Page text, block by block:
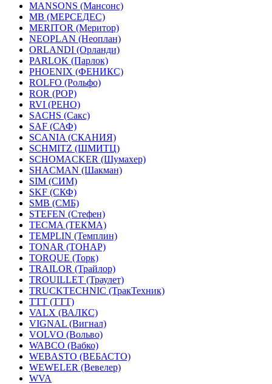
MANSONS (Мансонс)
MB (МЕРСЕДЕС)
MERITOR (Меритор)
NEOPLAN (Неоплан)
ORLANDI (Орланди)
PARLOK (Парлок)
PHOENIX (ФЕНИКС)
ROLFO (Рольфо)
ROR (РОР)
RVI (РЕНО)
SACHS (Сакс)
SAF (САФ)
SCANIA (СКАНИЯ)
SCHMITZ (ШМИТЦ)
SCHOMACKER (Шумахер)
SHACMAN (Шакман)
SIM (СИМ)
SKF (СКФ)
SMB (СМБ)
STEFEN (Стефен)
TECMA (ТЕКМА)
TEMPLIN (Темплин)
TONAR (ТОНАР)
TORQUE (Торк)
TRAILOR (Трайлор)
TROUILLET (Траулет)
TRUCKTECHNIC (ТракТехник)
TTT (ТТТ)
VALX (ВАЛКС)
VIGNAL (Вигнал)
VOLVO (Вольво)
WABCO (Вабко)
WEBASTO (ВЕБАСТО)
WEWELER (Вевелер)
WVA